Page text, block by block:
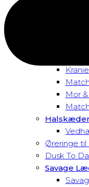
Mor
Øreringe til
Dusk To
Savage